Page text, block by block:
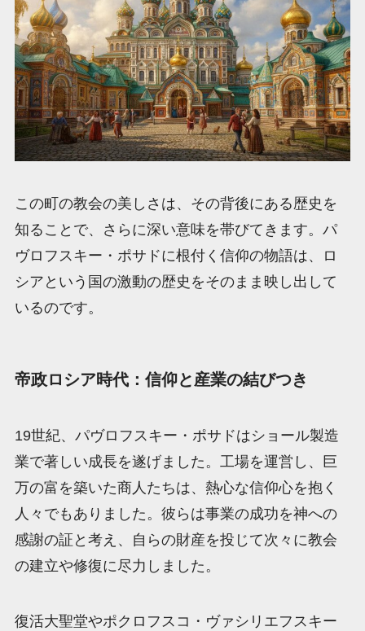
この町の教会の美しさは、その背後にある歴史を
知ることで、さらに深い意味を帯びてきます。パ
ヴロフスキー・ポサドに根付く信仰の物語は、ロ
シアという国の激動の歴史をそのまま映し出して
いるのです。
帝政ロシア時代：信仰と産業の結びつき
19世紀、パヴロフスキー・ポサドはショール製造
業で著しい成長を遂げました。工場を運営し、巨
万の富を築いた商人たちは、熱心な信仰心を抱く
人々でもありました。彼らは事業の成功を神への
感謝の証と考え、自らの財産を投じて次々に教会
の建立や修復に尽力しました。
復活大聖堂やポクロフスコ・ヴァシリエフスキー